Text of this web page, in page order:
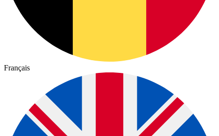
Français